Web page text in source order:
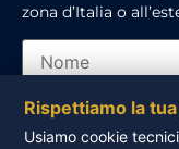
zona d’Italia o
Rispettiamo la
Usiamo cookie